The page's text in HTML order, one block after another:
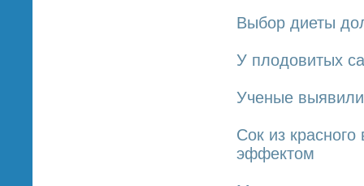
Выбор диеты
У плодовитых
Ученые
Сок из
эффектом